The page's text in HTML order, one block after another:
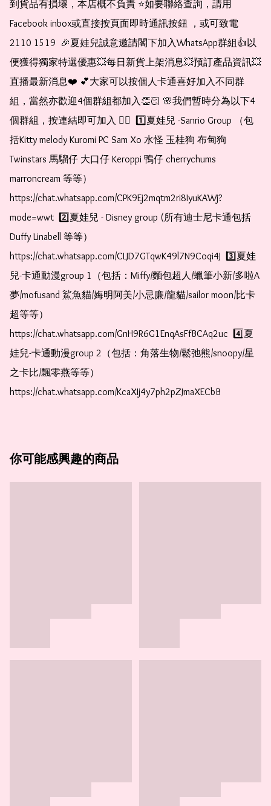
到貨品有損壞，本店概不負責 ⭐️如要聯絡查詢，請用
Facebook inbox或直接按頁面即時通訊按鈕 ，或可致電
2110 1519  🎉夏娃兒誠意邀請閣下加入WhatsApp群組👍以
便獲得獨家特選優惠💥每日新貨上架消息💥預訂產品資訊💥
直播最新消息❤️ 💕大家可以按個人卡通喜好加入不同群
組，當然亦歡迎4個群組都加入👏🏻 🌸我們暫時分為以下4
個群組，按連結即可加入 👇🏻  1️⃣夏娃兒 -Sanrio Group （包
括Kitty melody Kuromi PC Sam Xo 水怪 玉桂狗 布甸狗
Twinstars 馬騮仔 大口仔 Keroppi 鴨仔 cherrychums
marroncream 等等）
https://chat.whatsapp.com/CPK9Ej2mqtm2ri8IyuKAWj?
mode=wwt  2️⃣夏娃兒 - Disney group (所有迪士尼卡通包括
Duffy Linabell 等等）
https://chat.whatsapp.com/CLJD7GTqwK49l7N9Coqi4J  3️⃣夏娃
兒-卡通動漫group 1（包括：Miffy/麵包超人/蠟筆小新/多啦A
夢/mofusand 鯊魚貓/娒明阿美/小忌廉/龍貓/sailor moon/比卡
超等等）
https://chat.whatsapp.com/GnH9R6G1EnqAsFfBCAq2uc  4️⃣夏
娃兒-卡通動漫group 2（包括：角落生物/鬆弛熊/snoopy/星
之卡比/飄零燕等等）
https://chat.whatsapp.com/KcaXIj4y7ph2pZJmaXECbB
你可能感興趣的商品